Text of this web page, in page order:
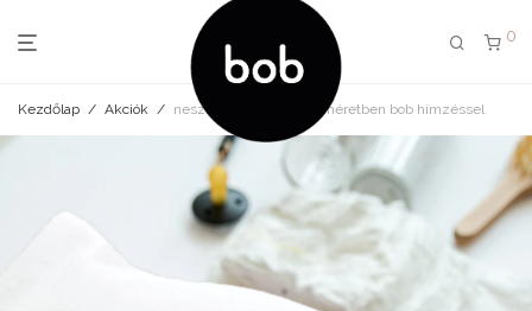
0
Kezdőlap / Akciók / neszeszer cream több méretben bob hímzéssel